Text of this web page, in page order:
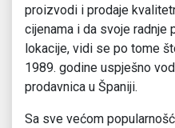
proizvodi i prodaje
cijenama i da svoje radnje
lokacije, vidi se po tome
1989. godine uspješno
prodavnica u Španiji.
Sa sve većom